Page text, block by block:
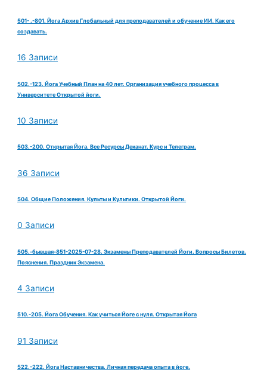
501- .-801. Йога Архив Глобальный для преподавателей и обучение ИИ. Как его
создавать.
16 Записи
502.-123. Йога Учебный План на 40 лет. Организация учебного процесса в
Университете Открытой йоги.
10 Записи
503.-200. Открытая Йога. Все Ресурсы Деканат. Курс и Телеграм.
36 Записи
504. Общие Положения. Культы и Культики. Открытой Йоги.
0 Записи
505.-бывшая-851-2025-07-28. Экзамены Преподавателей Йоги. Вопросы Билетов.
Пояснения. Праздник Экзамена.
4 Записи
510.-205. Йога Обучения. Как учиться Йоге с нуля. Открытая Йога
91 Записи
522.-222. Йога Наставничества. Личная передача опыта в йоге.